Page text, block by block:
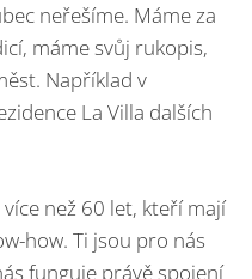
neřešíme. Máme za
máme svůj rukopis,
Například v
La Villa dalších
než 60 let, kteří mají
how. Ti jsou pro nás
funguje právě spojení